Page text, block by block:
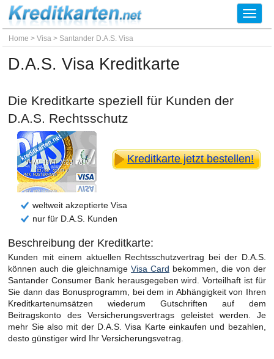
Home >Visa > Santander D.A.S. Visa
D.A.S. Visa Kreditkarte
Die Kreditkarte speziell für Kunden der
D.A.S. Rechtsschutz
weltweit akzeptierte Visa
nur für D.A.S. Kunden
Kreditkarte jetzt bestellen!
Beschreibung der Kreditkarte:
Kunden mit einem aktuellen Rechtsschutzvertrag bei der D.A.S.
können auch die gleichnamigeVisa Card bekommen, die von der
Santander Consumer Bank herausgegeben wird. Vorteilhaft ist für
Sie dann das Bonusprogramm, bei dem in Abhängigkeit von Ihren
Kreditkartenumsätzen wiederum Gutschriften auf dem
Beitragskonto des Versicherungsvertrags geleistet werden. Je
mehr Sie also mit der D.A.S. Visa Karte einkaufen und bezahlen,
desto günstiger wird Ihr Versicherungsvetrag.